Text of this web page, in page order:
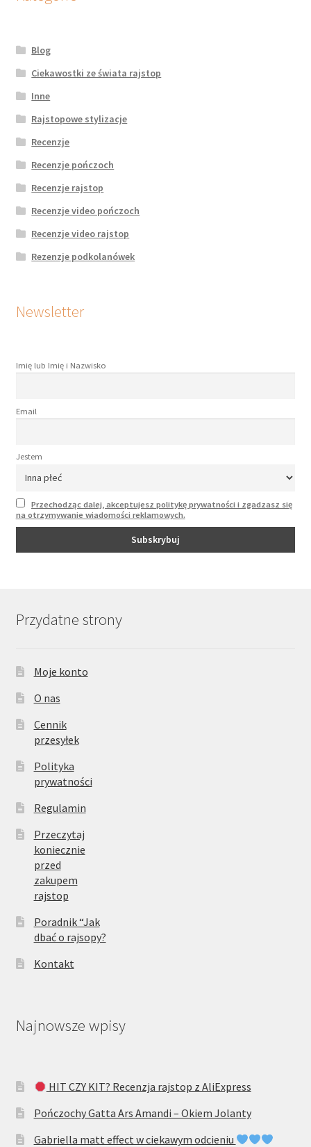
Blog
Ciekawostki ze świata rajstop
Inne
Rajstopowe stylizacje
Recenzje
Recenzje pończoch
Recenzje rajstop
Recenzje video pończoch
Recenzje video rajstop
Rezenzje podkolanówek
Newsletter
Imię lub Imię i Nazwisko
Email
Jestem
Przechodząc dalej, akceptujesz politykę prywatności i zgadzasz się
na otrzymywanie wiadomości reklamowych.
Przydatne strony
Moje konto
O nas
Cennik
przesyłek
Polityka
prywatności
Regulamin
Przeczytaj
koniecznie
przed
zakupem
rajstop
Poradnik “Jak
dbać o rajsopy?
Kontakt
Najnowsze wpisy
HIT CZY KIT? Recenzja rajstop z AliExpress
Pończochy Gatta Ars Amandi – Okiem Jolanty
Gabriella matt effect w ciekawym odcieniu